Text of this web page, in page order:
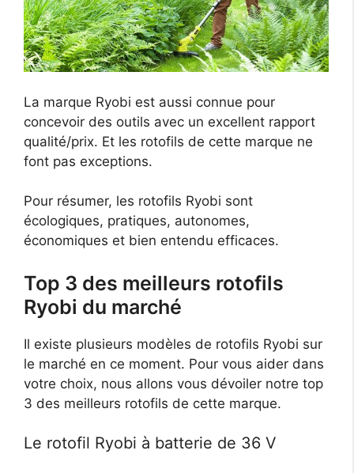
La marque Ryobi est aussi connue pour
concevoir des outils avec un excellent rapport
qualité/prix. Et les rotofils de cette marque ne
font pas exceptions.
Pour résumer, les rotofils Ryobi sont
écologiques, pratiques, autonomes,
économiques et bien entendu efficaces.
Top 3 des meilleurs rotofils
Ryobi du marché
Il existe plusieurs modèles de rotofils Ryobi sur
le marché en ce moment. Pour vous aider dans
votre choix, nous allons vous dévoiler notre top
3 des meilleurs rotofils de cette marque.
Le rotofil Ryobi à batterie de 36 V